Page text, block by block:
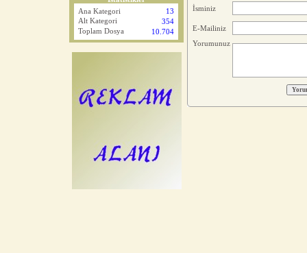
Ana Kategori
13
Alt Kategori
354
Toplam Dosya 10.704
İsminiz
E-Mailiniz
Yorumunuz